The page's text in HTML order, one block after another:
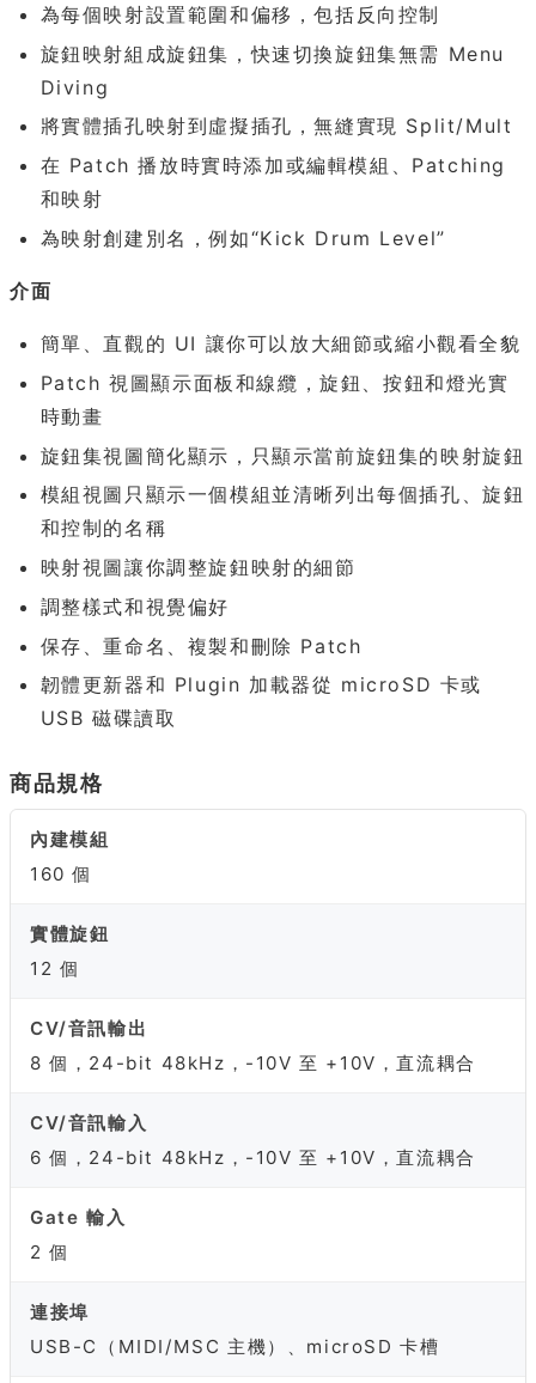
為每個映射設置範圍和偏移，包括反向控制
旋鈕映射組成旋鈕集，快速切換旋鈕集無需 Menu
Diving
將實體插孔映射到虛擬插孔，無縫實現 Split/Mult
在 Patch 播放時實時添加或編輯模組、Patching
和映射
為映射創建別名，例如“Kick Drum Level”
介面
簡單、直觀的 UI 讓你可以放大細節或縮小觀看全貌
Patch 視圖顯示面板和線纜，旋鈕、按鈕和燈光實
時動畫
旋鈕集視圖簡化顯示，只顯示當前旋鈕集的映射旋鈕
模組視圖只顯示一個模組並清晰列出每個插孔、旋鈕
和控制的名稱
映射視圖讓你調整旋鈕映射的細節
調整樣式和視覺偏好
保存、重命名、複製和刪除 Patch
韌體更新器和 Plugin 加載器從 microSD 卡或
USB 磁碟讀取
商品規格
內建模組
160 個
實體旋鈕
12 個
CV/音訊輸出
8 個，24-bit 48kHz，-10V 至 +10V，直流耦合
CV/音訊輸入
6 個，24-bit 48kHz，-10V 至 +10V，直流耦合
Gate 輸入
2 個
連接埠
USB-C（MIDI/MSC 主機）、microSD 卡槽